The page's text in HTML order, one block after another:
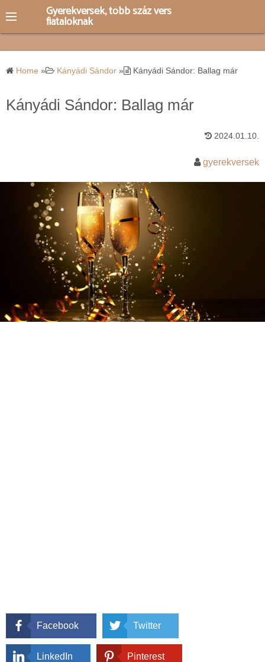
i
p
Gyerekversek, több száz vers
fiataloknak
Home » Kányádi Sándor » Kányádi Sándor: Ballag már
Kányádi Sándor: Ballag már
2024.01.10.
gyerekversek
Facebook Twitter
LinkedIn Pinterest